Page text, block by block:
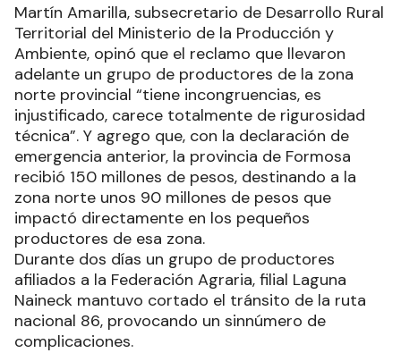
Martín Amarilla, subsecretario de Desarrollo Rural
Territorial del Ministerio de la Producción y
Ambiente, opinó que el reclamo que llevaron
adelante un grupo de productores de la zona
norte provincial “tiene incongruencias, es
injustificado, carece totalmente de rigurosidad
técnica”. Y agrego que, con la declaración de
emergencia anterior, la provincia de Formosa
recibió 150 millones de pesos, destinando a la
zona norte unos 90 millones de pesos que
impactó directamente en los pequeños
productores de esa zona.
Durante dos días un grupo de productores
afiliados a la Federación Agraria, filial Laguna
Naineck mantuvo cortado el tránsito de la ruta
nacional 86, provocando un sinnúmero de
complicaciones.